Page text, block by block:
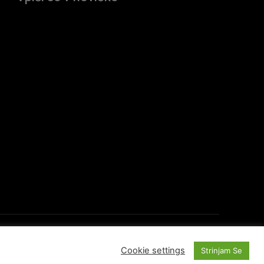
O Portalu Kontakti
Cookie settings Strinjam Se